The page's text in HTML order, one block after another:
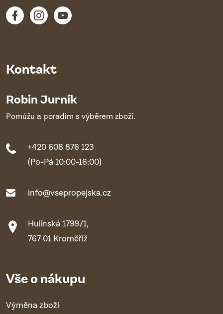
Kontakt
Robin Jurník
Pomůžu a poradím s výběrem zboží.
+420 608 876 123
(Po-Pá 10:00-16:00)
info@vsepropejska.cz
Hulínská 1799/1,
767 01 Kroměříž
Vše o nákupu
Výměna zboží